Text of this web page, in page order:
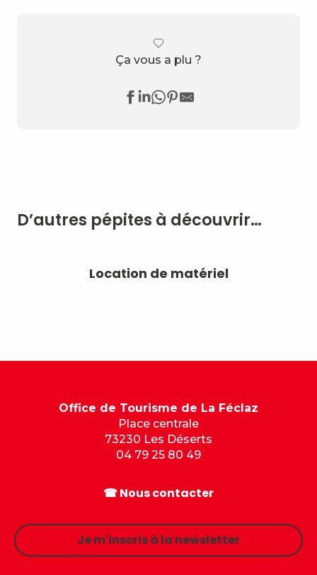
Ça vous a plu ?
D’autres pépites à découvrir…
Location de matériel
Office de Tourisme de La Féclaz
Place centrale
73230 Les Déserts
04 79 25 80 49
☎ Nous contacter
Je m'inscris à la newsletter